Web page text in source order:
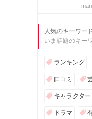
人気のキーワー
いま話題のキー
ランキング
口コミ
キャラクター
ドラマ